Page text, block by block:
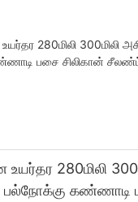
280மிலி
பல்நோக்கு கண்ணாடி